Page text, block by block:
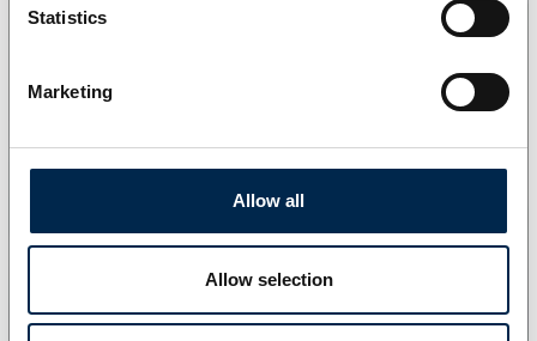
Statistics
Marketing
Allow all
Allow selection